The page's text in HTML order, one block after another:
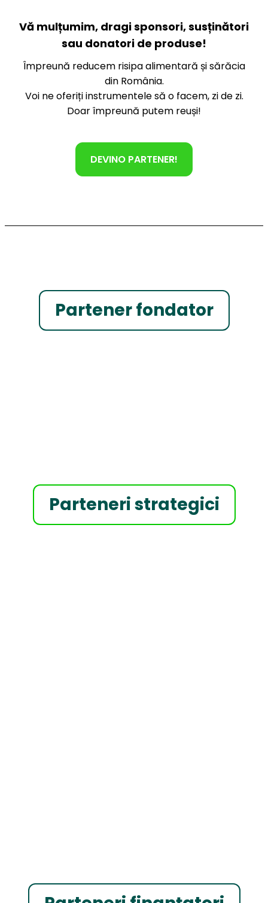
Vă mulțumim, dragi sponsori, susținători
sau donatori de produse!
Împreună reducem risipa alimentară și sărăcia
din România.
Voi ne oferiți instrumentele să o facem, zi de zi.
Doar împreună putem reuși!
DEVINO PARTENER!
Partener fondator
Parteneri strategici